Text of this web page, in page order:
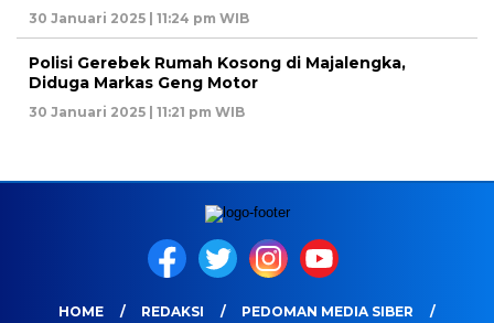
30 Januari 2025 | 11:24 pm WIB
Polisi Gerebek Rumah Kosong di Majalengka,
Diduga Markas Geng Motor
30 Januari 2025 | 11:21 pm WIB
HOME REDAKSI
PEDOMAN MEDIA SIBER